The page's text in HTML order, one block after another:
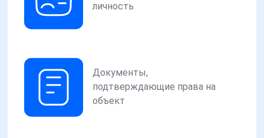
личность
Документы,
подтверждающие права на
объект